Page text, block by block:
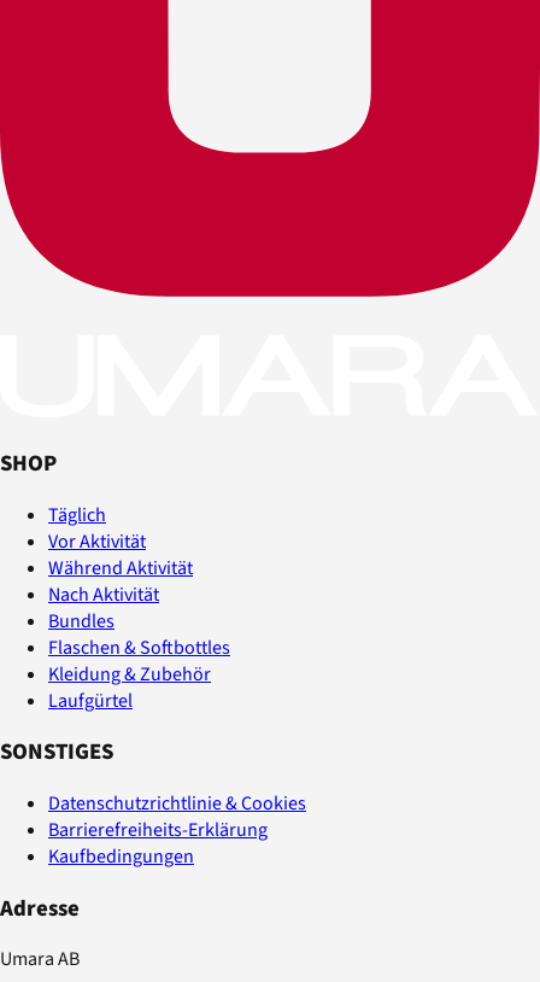
SHOP
Täglich
Vor Aktivität
Während Aktivität
Nach Aktivität
Bundles
Flaschen & Softbottles
Kleidung & Zubehör
Laufgürtel
SONSTIGES
Datenschutzrichtlinie & Cookies
Barrierefreiheits-Erklärung
Kaufbedingungen
Adresse
Umara AB